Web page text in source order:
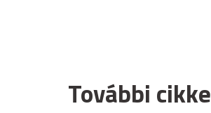
További